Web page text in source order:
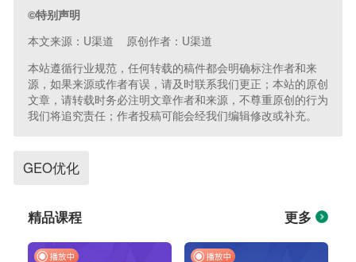
©特别声明
本文来源：U渠道 原创作者：U渠道
本站遵循行业规范，任何转载的稿件都会明确标注作者和来
源，如果来源或作者有误，请及时联系我们更正；本站的原创
文章，请转载时务必注明文章作者和来源，不尊重原创的行为
我们将追究责任；作者投稿可能会经我们编辑修改或补充。
GEO优化
精品课程 更多